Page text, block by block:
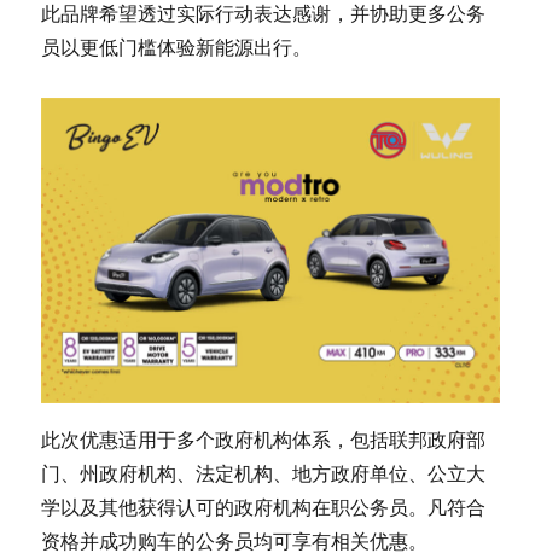
此品牌希望透过实际行动表达感谢，并协助更多公务
员以更低门槛体验新能源出行。
此次优惠适用于多个政府机构体系，包括联邦政府部
门、州政府机构、法定机构、地方政府单位、公立大
学以及其他获得认可的政府机构在职公务员。凡符合
资格并成功购车的公务员均可享有相关优惠。